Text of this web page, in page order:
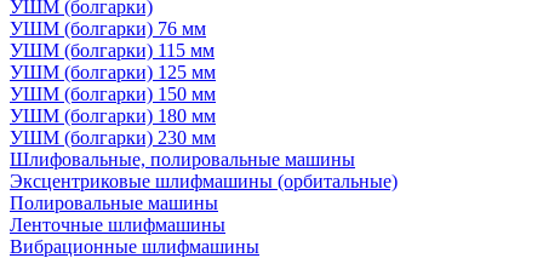
УШМ (болгарки)
УШМ (болгарки) 76 мм
УШМ (болгарки) 115 мм
УШМ (болгарки) 125 мм
УШМ (болгарки) 150 мм
УШМ (болгарки) 180 мм
УШМ (болгарки) 230 мм
Шлифовальные, полировальные машины
Эксцентриковые шлифмашины (орбитальные)
Полировальные машины
Ленточные шлифмашины
Вибрационные шлифмашины